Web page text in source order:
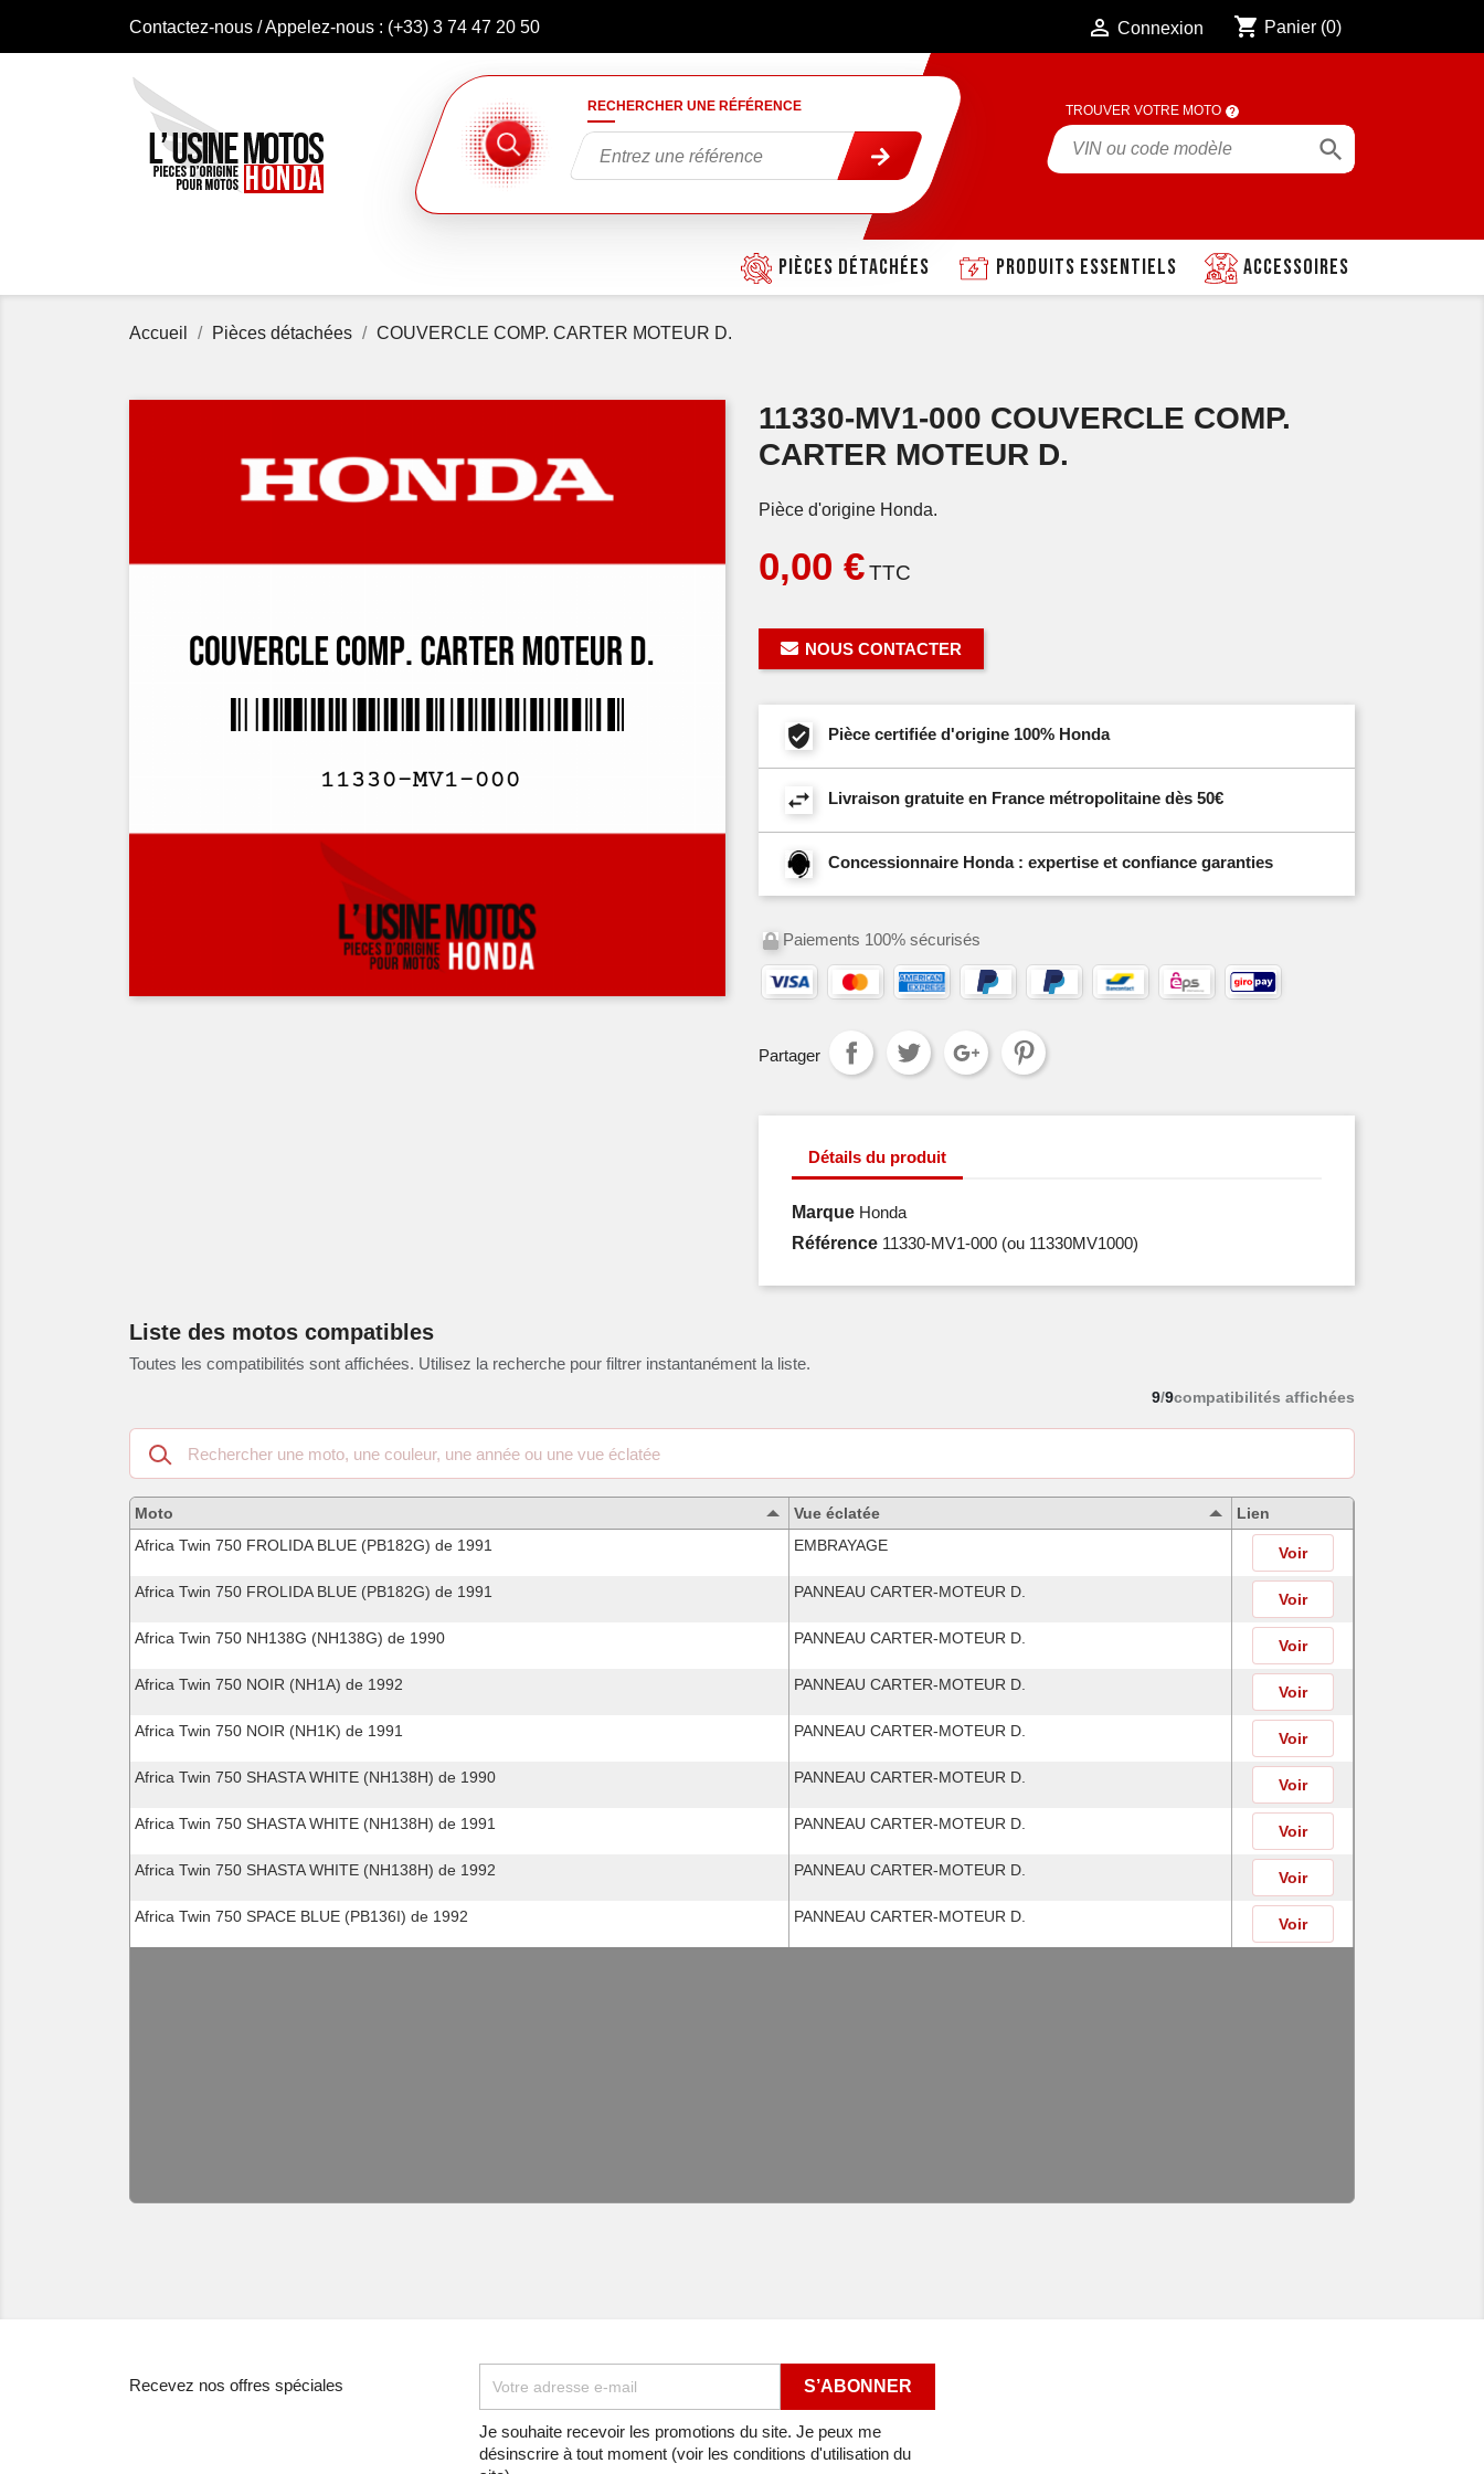
Contactez-nous / Appelez-nous : (+33) 3 74 47 20 50  Connexion shopping_cart Panier (0)
RECHERCHER UNE RÉFÉRENCE TROUVER VOTRE MOTO

Accessoires
Produits essentiels
Pièces détachées
Accueil Pièces détachées COUVERCLE COMP. CARTER MOTEUR D.
11330-MV1-000 COUVERCLE COMP.
CARTER MOTEUR D.
Pièce d'origine Honda.
0,00 €TTC
NOUS CONTACTER
Pièce certifiée d'origine 100% Honda
Livraison gratuite en France métropolitaine dès 50€
Concessionnaire Honda : expertise et confiance garanties
Paiements 100% sécurisés
Partager
Détails du produit
Marque Honda
Référence 11330-MV1-000 (ou 11330MV1000)
Liste des motos compatibles
Toutes les compatibilités sont affichées. Utilisez la recherche pour filtrer instantanément la liste.
9/9compatibilités affichées
Recherche
dans
les
motos
compatibles
Moto Vue éclatée
Lien
Africa Twin 750 FROLIDA BLUE (PB182G) de 1991
EMBRAYAGE Voir
Africa Twin 750 FROLIDA BLUE (PB182G) de 1991 PANNEAU CARTER-MOTEUR D. Voir
Africa Twin 750 NH138G (NH138G) de 1990 PANNEAU CARTER-MOTEUR D. Voir
Africa Twin 750 NOIR (NH1A) de 1992 PANNEAU CARTER-MOTEUR D. Voir
Africa Twin 750 NOIR (NH1K) de 1991 PANNEAU CARTER-MOTEUR D. Voir
Africa Twin 750 SHASTA WHITE (NH138H) de 1990 PANNEAU CARTER-MOTEUR D. Voir
Africa Twin 750 SHASTA WHITE (NH138H) de 1991 PANNEAU CARTER-MOTEUR D. Voir
Africa Twin 750 SHASTA WHITE (NH138H) de 1992 PANNEAU CARTER-MOTEUR D. Voir
Africa Twin 750 SPACE BLUE (PB136I) de 1992 PANNEAU CARTER-MOTEUR D. Voir
Recevez nos offres spéciales
Je souhaite recevoir les promotions du site. Je peux me
désinscrire à tout moment (voir les conditions d'utilisation du